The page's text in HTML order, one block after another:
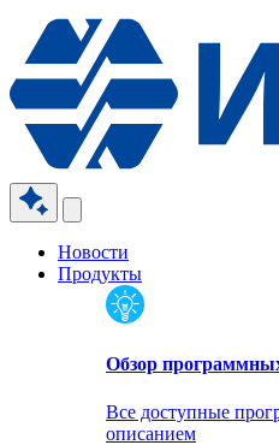
Новости
Продукты
Обзор
Все доступные
описанием